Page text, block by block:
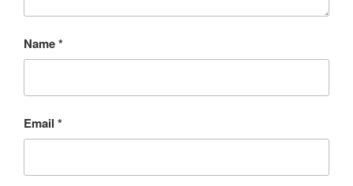
Name*
Email *